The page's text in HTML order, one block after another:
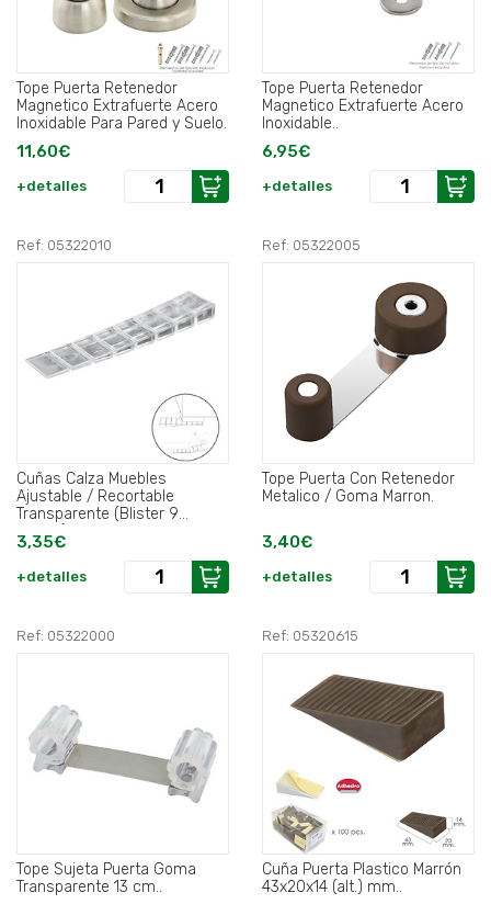
Tope Puerta Retenedor
Magnetico Extrafuerte Acero
Inoxidable Para Pared y Suelo.
11,60€
+detalles
Tope Puerta Retenedor
Magnetico Extrafuerte Acero
Inoxidable..
6,95€
+detalles
Ref: 05322010
Cuñas Calza Muebles
Ajustable / Recortable
Transparente (Blister 9
Piezas).
3,35€
+detalles
Ref: 05322005
Tope Puerta Con Retenedor
Metalico / Goma Marron.
3,40€
+detalles
Ref: 05322000
Tope Sujeta Puerta Goma
Transparente 13 cm..
Ref: 05320615
Cuña Puerta Plastico Marrón
43x20x14 (alt.) mm..